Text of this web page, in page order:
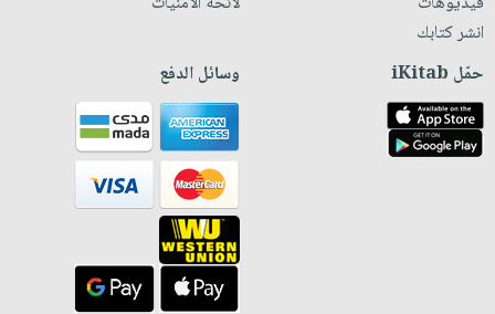
انشر كتابك
حمّل iKitab وسائل الدفع